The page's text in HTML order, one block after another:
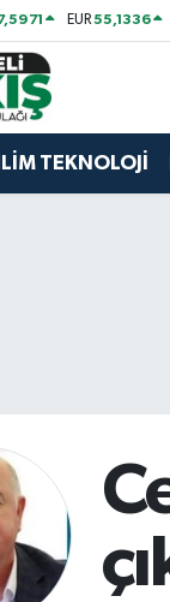
EUR55,1336
TEKNOLOJİ